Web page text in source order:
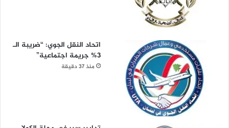
اتحاد النقل الجوي: “ضريبة الـ
3% جريمة اجتماعية”
منذ 37 دقيقة